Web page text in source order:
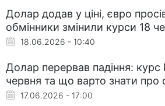
Долар додав у ціні, євро
обмінники змінили курси 18
18.06.2026 - 10:40
Долар перервав падіння: курс
червня та що варто знати про
17.06.2026 - 17:00